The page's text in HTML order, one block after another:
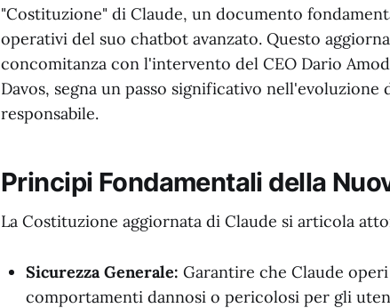
"Costituzione" di Claude, un documento
operativi del suo chatbot avanzato. Questo
concomitanza con l'intervento del CEO Dario
Davos, segna un passo significativo
responsabile.
Principi Fondamentali della
La Costituzione aggiornata di Claude si articola
Sicurezza Generale: Garantire che Claude
comportamenti dannosi o pericolosi per gli